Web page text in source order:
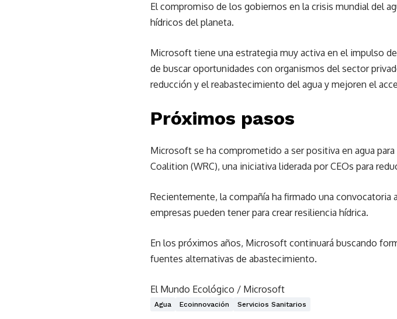
El compromiso de los gobiernos en la crisis mundial del
hídricos del planeta.
Microsoft tiene una estrategia muy activa en el impulso
de buscar oportunidades con organismos del sector
reducción y el reabastecimiento del agua y mejoren el
Próximos pasos
Microsoft se ha comprometido a ser positiva en agua
Coalition (WRC), una iniciativa liderada por CEOs para
Recientemente, la compañía ha firmado una
empresas pueden tener para crear resiliencia hídrica.
En los próximos años, Microsoft continuará buscando
fuentes alternativas de abastecimiento.
El Mundo Ecológico / Microsoft
Agua Ecoinnovación Servicios Sanitarios